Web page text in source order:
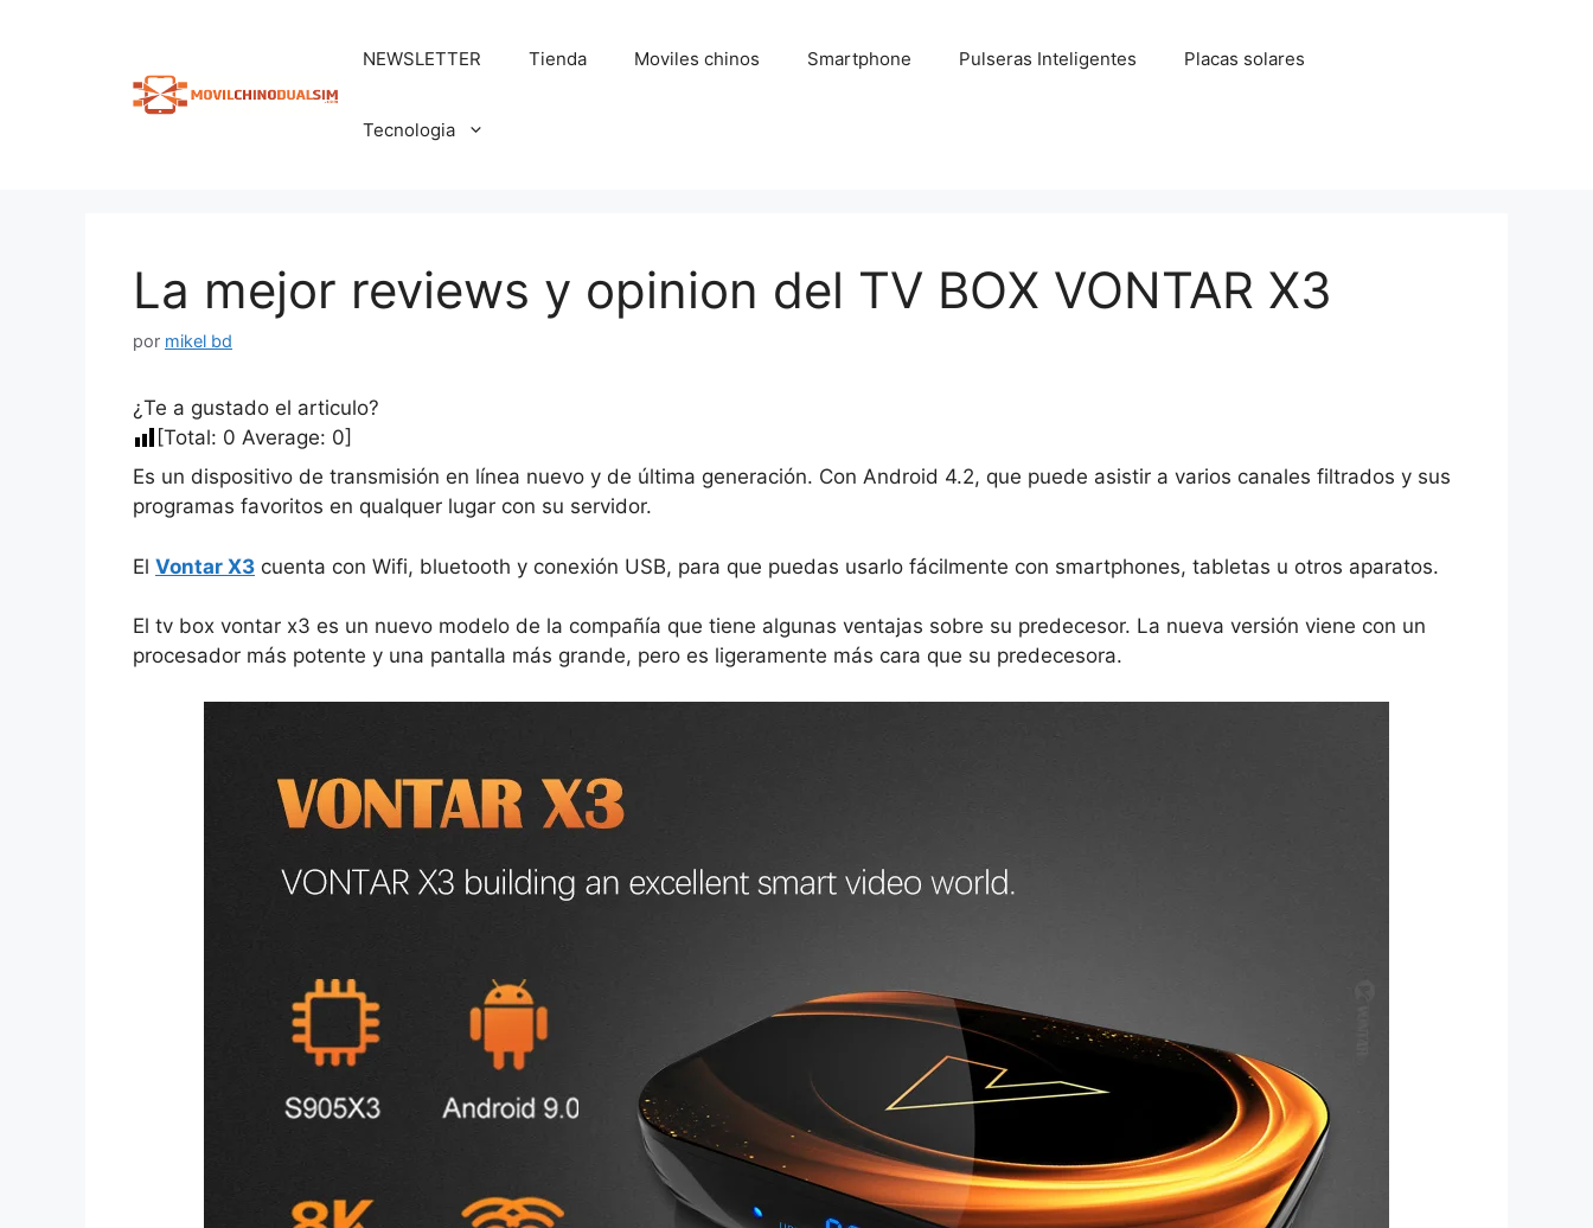
NEWSLETTER Tienda Moviles chinos Smartphone Pulseras Inteligentes Placas solares
Tecnologia
La mejor reviews y opinion del TV BOX VONTAR X3
por mikel bd
¿Te a gustado el articulo?
[Total: 0 Average: 0]
Es un dispositivo de transmisión en línea nuevo y de última generación. Con Android 4.2, que puede asistir a varios canales filtrados y sus
programas favoritos en qualquer lugar con su servidor.
El Vontar X3 cuenta con Wifi, bluetooth y conexión USB, para que puedas usarlo fácilmente con smartphones, tabletas u otros aparatos.
El tv box vontar x3 es un nuevo modelo de la compañía que tiene algunas ventajas sobre su predecesor. La nueva versión viene con un
procesador más potente y una pantalla más grande, pero es ligeramente más cara que su predecesora.